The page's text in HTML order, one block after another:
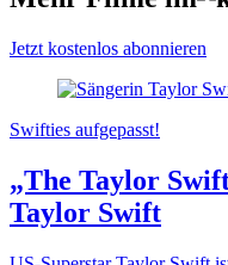
Jetzt kostenlos abonnieren
Swifties aufgepasst!
„The Taylor
Taylor Swift